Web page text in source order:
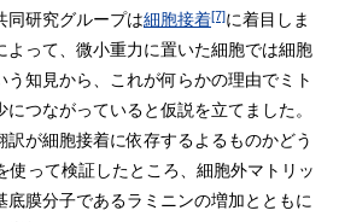
同研究グループは細胞接着[7]に着目しま
よって、微小重力に置いた細胞では細胞
知見から、これが何らかの理由でミト
つながっていると仮説を立てました。
訳が細胞接着に依存するよるものかどう
使って検証したところ、細胞外マトリッ
底膜分子であるラミニンの増加とともに